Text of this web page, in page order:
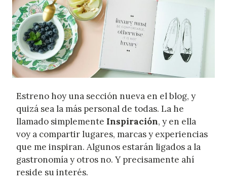
Estreno hoy una sección nueva en el blog, y
quizá sea la más personal de todas. La he
llamado simplemente Inspiración, y en ella
voy a compartir lugares, marcas y experiencias
que me inspiran. Algunos estarán ligados a la
gastronomía y otros no. Y precisamente ahí
reside su interés.